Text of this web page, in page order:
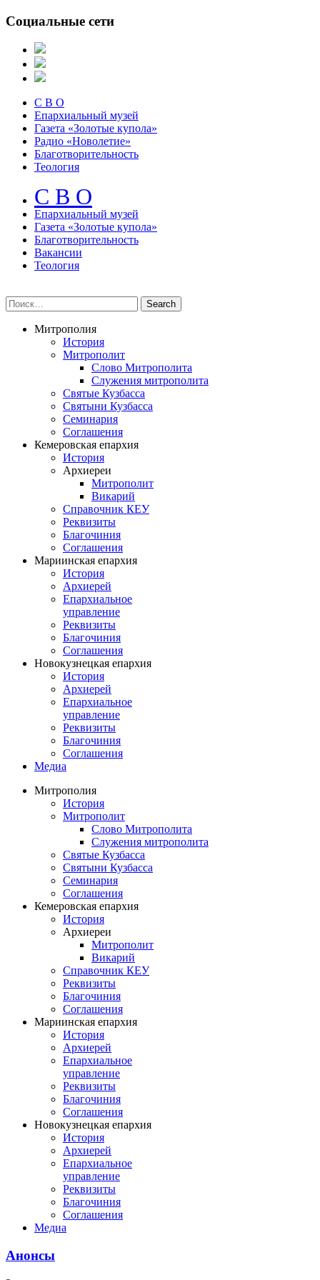
Социальные сети
С В О
Епархиальный музей
Газета «Золотые купола»
Радио «Новолетие»
Благотворительность
Теология
С В О
Епархиальный музeй
Газета «Золотые купола»
Благотворительность
Вакансии
Теология
Митрополия
История
Митрополит
Слово Митрополита
Служения митрополита
Святые Кузбасса
Святыни Кузбасса
Семинария
Соглашения
Кемеровская епархия
История
Архиереи
Митрополит
Викарий
Справочник КЕУ
Реквизиты
Благочиния
Соглашения
Мариинская епархия
История
Архиерей
Епархиальное
управление
Реквизиты
Благочиния
Соглашения
Новокузнецкая епархия
История
Архиерей
Епархиальное
управление
Реквизиты
Благочиния
Соглашения
Медиа
Митрополия
История
Митрополит
Слово Митрополита
Служения митрополита
Святые Кузбасса
Святыни Кузбасса
Семинария
Соглашения
Кемеровская епархия
История
Архиереи
Митрополит
Викарий
Справочник КЕУ
Реквизиты
Благочиния
Соглашения
Мариинская епархия
История
Архиерей
Епархиальное
управление
Реквизиты
Благочиния
Соглашения
Новокузнецкая епархия
История
Архиерей
Епархиальное
управление
Реквизиты
Благочиния
Соглашения
Медиа
Анонсы